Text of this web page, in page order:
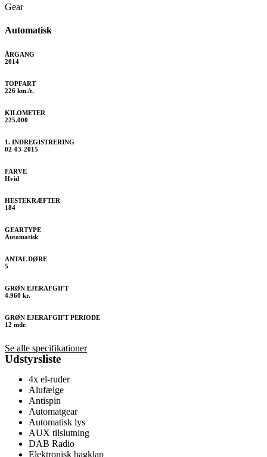
Gear
Automatisk
ÅRGANG
2014
TOPFART
226 km./t.
KILOMETER
225.000
1. INDREGISTRERING
02-03-2015
FARVE
Hvid
HESTEKRÆFTER
184
GEARTYPE
Automatisk
ANTAL DØRE
5
GRØN EJERAFGIFT
4.960 kr.
GRØN EJERAFGIFT PERIODE
12 mdr.
Se alle specifikationer
Udstyrsliste
4x el-ruder
Alufælge
Antispin
Automatgear
Automatisk lys
AUX tilslutning
DAB Radio
Elektronisk bagklap